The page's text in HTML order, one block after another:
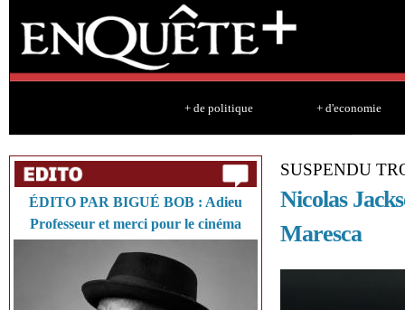
+ de politique + d'economie
ÉDITO PAR BIGUÉ BOB : Adieu
Professeur et merci pour le cinéma
SUSPENDU
Nicolas
Maresca